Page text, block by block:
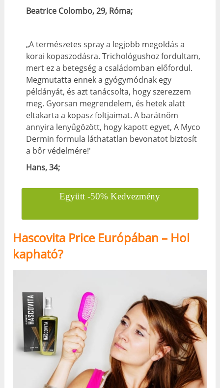
Beatrice Colombo, 29, Róma;
„A természetes spray a legjobb megoldás a
korai kopaszodásra. Trichológushoz fordultam,
mert ez a betegség a családomban előfordul.
Megmutatta ennek a gyógymódnak egy
példányát, és azt tanácsolta, hogy szerezzem
meg. Gyorsan megrendelem, és hetek alatt
eltakarta a kopasz foltjaimat. A barátnőm
annyira lenyűgözött, hogy kapott egyet, A Myco
Dermin formula láthatatlan bevonatot biztosít
a bőr védelmére!'
Hans, 34;
Együtt -50% Kedvezmény
Hascovita Price Európában – Hol
kapható?